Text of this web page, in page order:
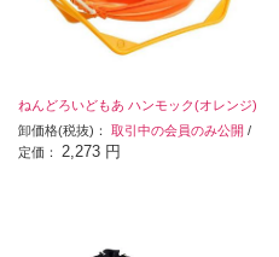
ねんどろいどもあ ハンモック(オレンジ)
卸価格(税抜)： 取引中の会員のみ公開 /
定価： 2,273 円